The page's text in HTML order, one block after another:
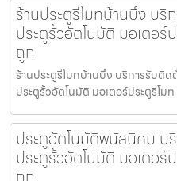
ร้านประตูรีโมทบ้านบึง บริ
ประตูรั้วอัตโนมัติ มอเตอร์
ถูก
ร้านประตูรีโมทบ้านบึง บริการรับติด
ประตูรั้วอัตโนมัติ มอเตอร์ประตูรีโม
ประตูอัตโนมัติพนัสนิคม บ
ประตูรั้วอัตโนมัติ มอเตอร์